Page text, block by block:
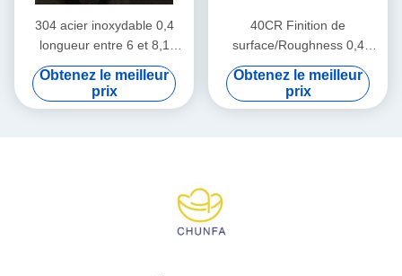
304 acier inoxydable 0,4
longueur entre 6 et 8,1
mètres
Obtenez le meilleur
prix
40CR Finition de
surface/Roughness 0,4
Entre 50 et 55 degrés
Obtenez le meilleur
prix